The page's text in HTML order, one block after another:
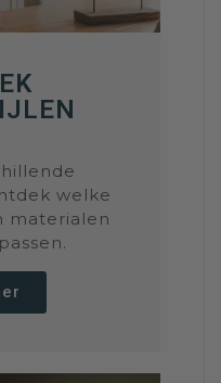
welke
materialen